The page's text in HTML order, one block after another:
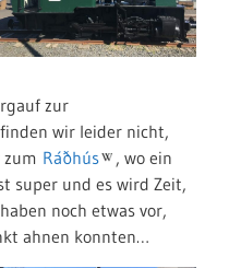
zur
finden wir leider nicht,
zum Ráðhús
, wo ein
super und es wird Zeit,
noch etwas vor,
ahnen konnten…